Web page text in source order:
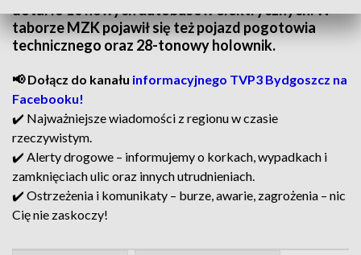
dotarło 10 nowych autobusów elektrycznych. W
taborze MZK pojawił się też pojazd pogotowia
technicznego oraz 28-tonowy holownik.
📢 Dołącz do kanału informacyjnego TVP3 Bydgoszcz na
Facebooku!
✔️ Najważniejsze wiadomości z regionu w czasie
rzeczywistym.
✔️ Alerty drogowe – informujemy o korkach, wypadkach i
zamknięciach ulic oraz innych utrudnieniach.
✔️ Ostrzeżenia i komunikaty – burze, awarie, zagrożenia – nic
Cię nie zaskoczy!